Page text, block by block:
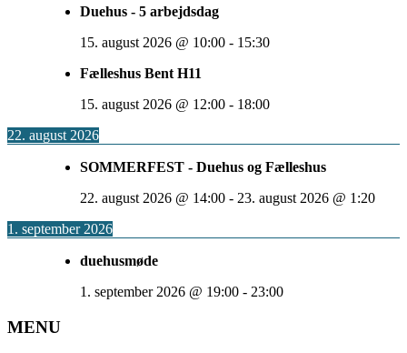
Duehus - 5 arbejdsdag
15. august 2026 @ 10:00 - 15:30
Fælleshus Bent H11
15. august 2026 @ 12:00 - 18:00
22. august 2026
SOMMERFEST - Duehus og Fælleshus
22. august 2026 @ 14:00 - 23. august 2026 @ 1:20
1. september 2026
duehusmøde
1. september 2026 @ 19:00 - 23:00
MENU